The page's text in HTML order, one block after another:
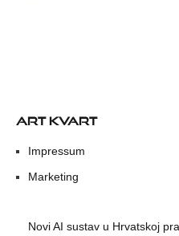
ART KVART
Impressum
Marketing
Novi AI sustav u Hrvatskoj